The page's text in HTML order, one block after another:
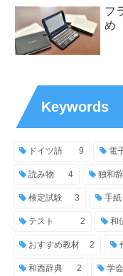
フ
め
Keywords
ドイツ語 9 電
読み物 4 独和
検定試験 3 手紙
テスト 2 和
おすすめ教材 2
和西辞典 2 学会